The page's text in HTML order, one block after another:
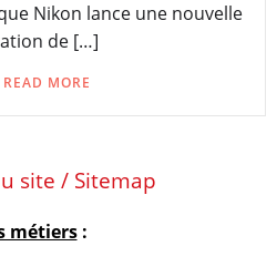
Nikon lance une nouvelle
de […]
READ MORE
site / Sitemap
métiers: